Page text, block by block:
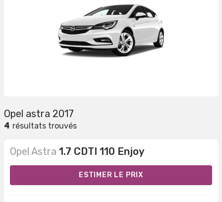
Opel astra 2017
4 résultats trouvés
Opel Astra 1.7 CDTI 110 Enjoy
ESTIMER LE PRIX